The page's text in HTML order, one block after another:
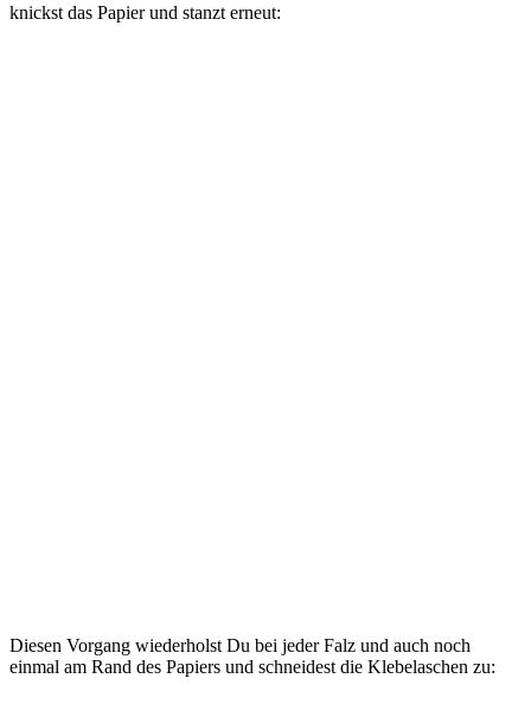
knickst das Papier und stanzt erneut:
Diesen Vorgang wiederholst Du bei jeder Falz und auch noch
einmal am Rand des Papiers und schneidest die Klebelaschen zu: